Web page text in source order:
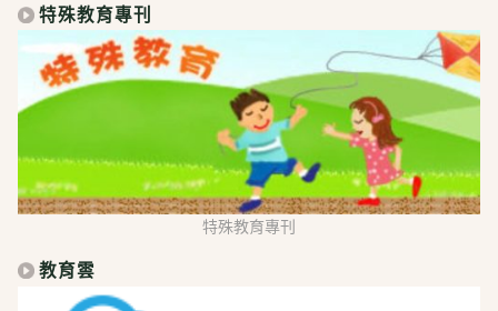
特殊教育專刊
特殊教育專刊
教育雲